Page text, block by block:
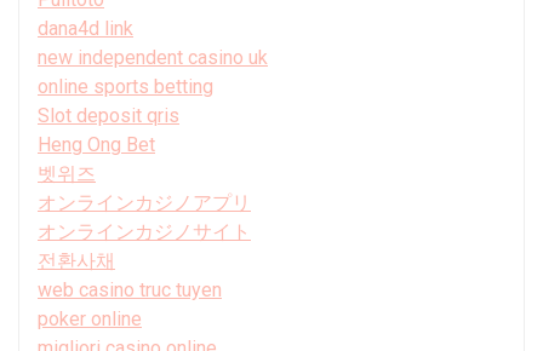
dana4d link
new independent casino uk
online sports betting
Slot deposit qris
Heng Ong Bet
벳위즈
オンラインカジノアプリ
オンラインカジノサイト
전환사채
web casino truc tuyen
poker online